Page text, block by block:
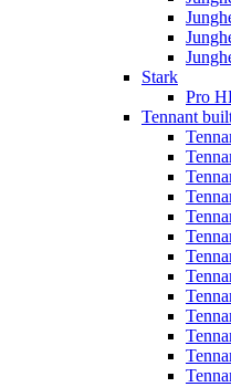
Stark
Pro
Tennant